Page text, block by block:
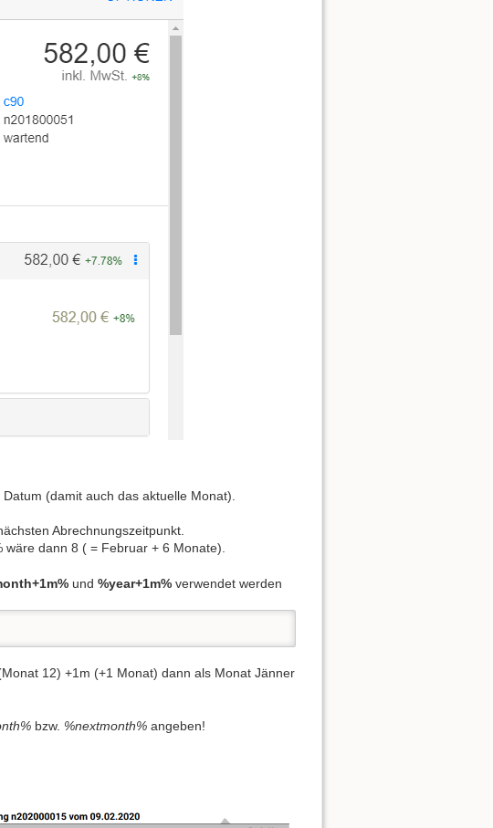
(damit auch das aktuelle Monat).
Abrechnungszeitpunkt.
dann 8 ( = Februar + 6 Monate).
und %year+1m% verwendet werden
12) +1m (+1 Monat) dann als Monat Jänner
bzw. %nextmonth% angeben!